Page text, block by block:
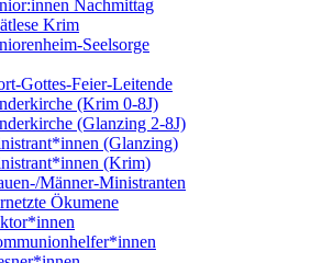
Nachmittag
Krim
Seelsorge
Gottes-Feier-Leitende
(Krim 0-8J)
(Glanzing 2-8J)
(Glanzing)
(Krim)
Männer-Ministranten
Ökumene